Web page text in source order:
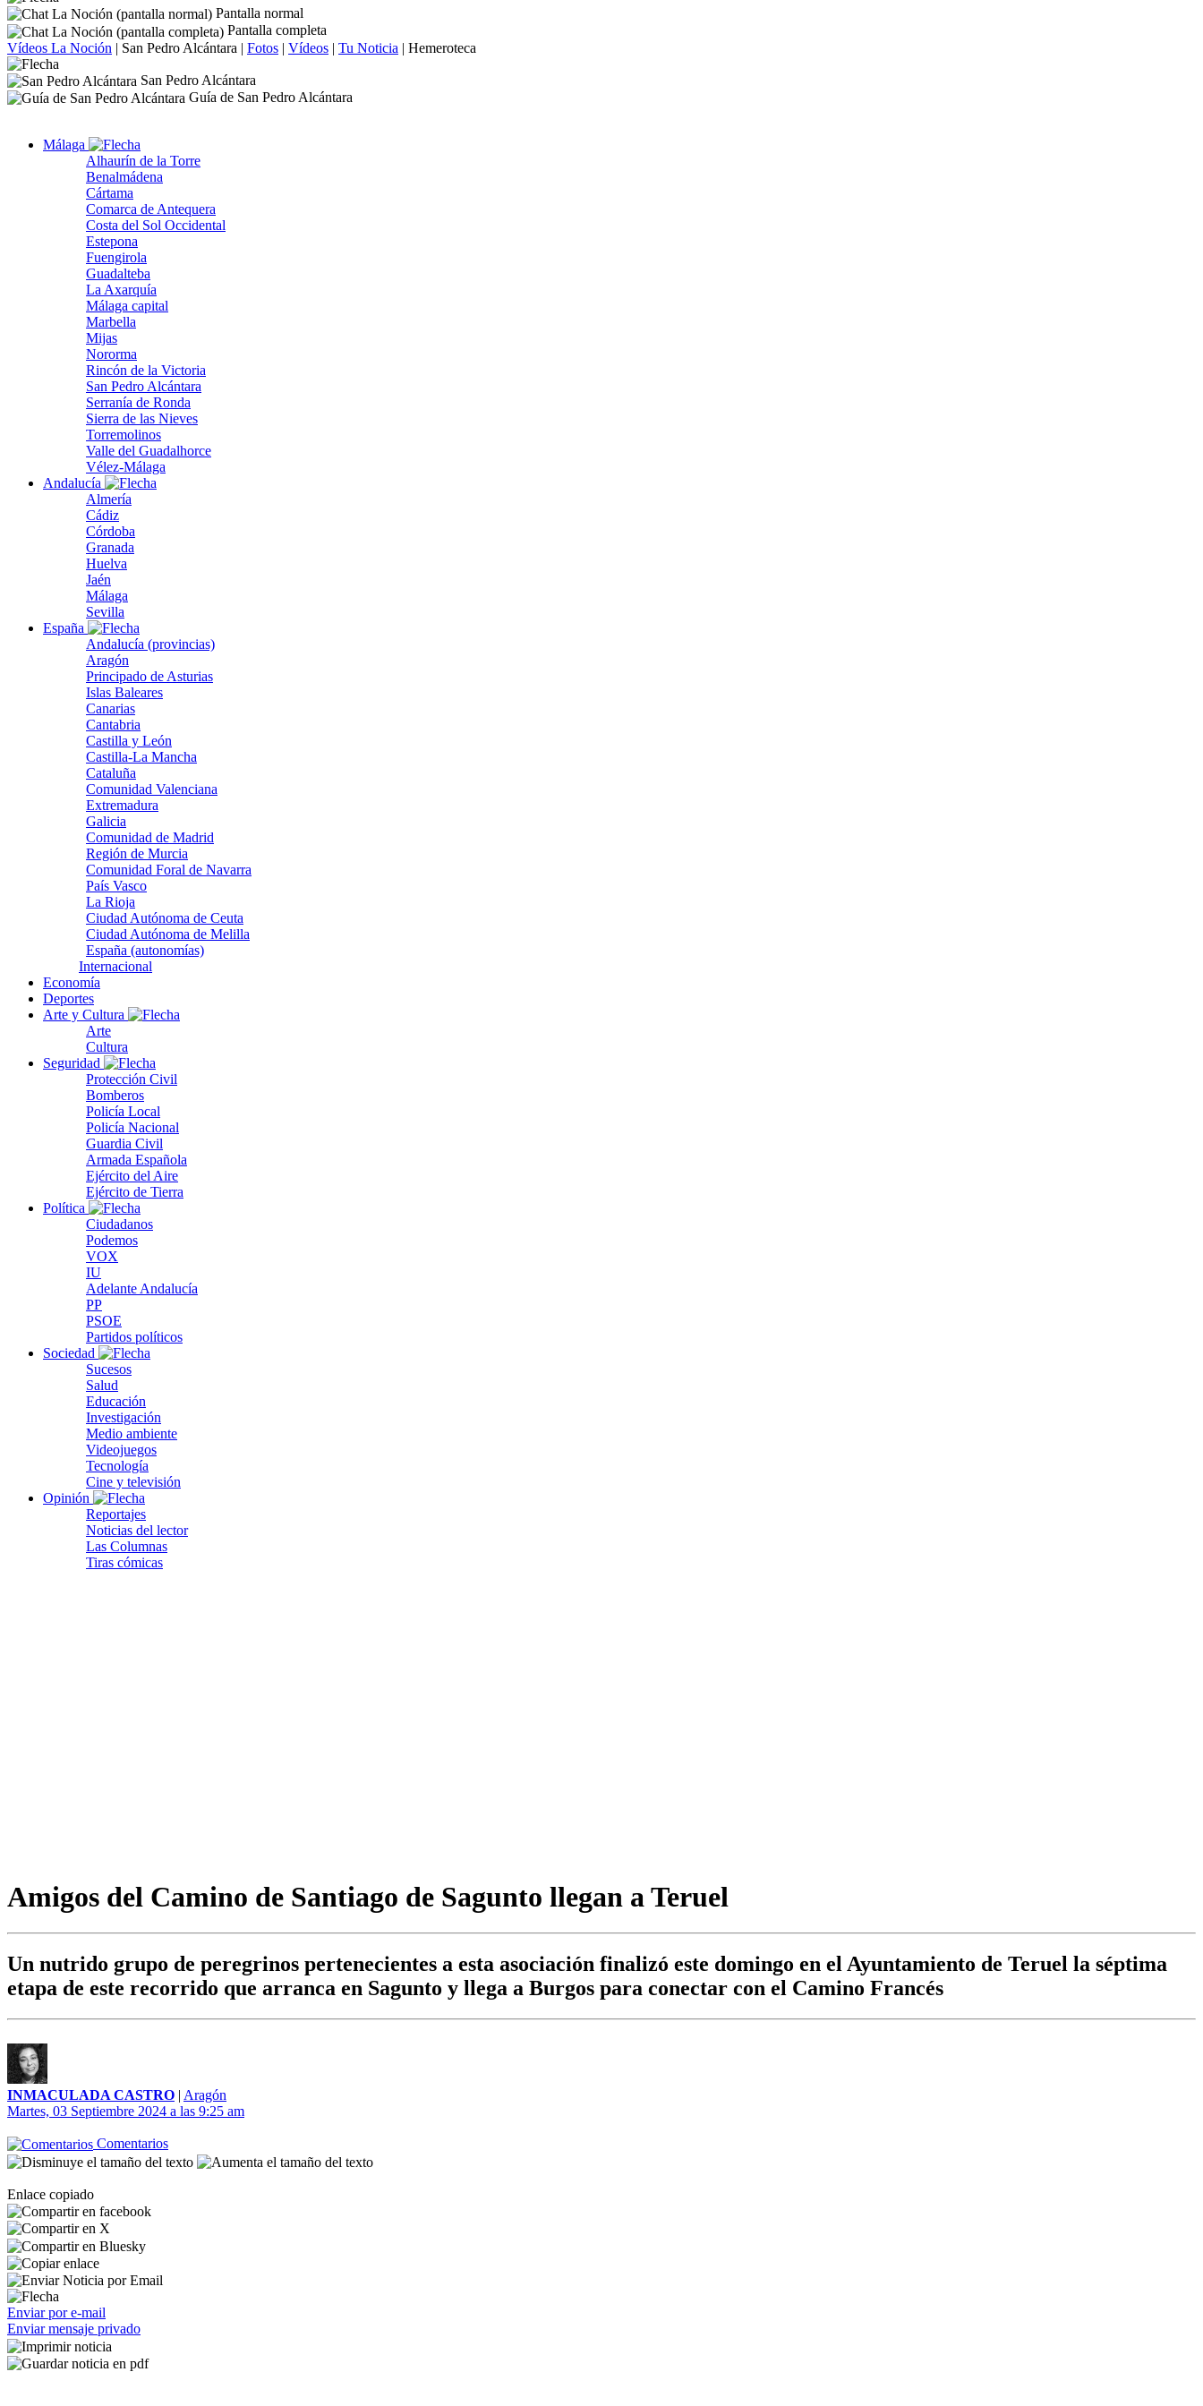
Pantalla normal
Pantalla completa
Vídeos La Noción | San Pedro Alcántara | Fotos | Vídeos | Tu Noticia | Hemeroteca
San Pedro Alcántara
Guía de San Pedro Alcántara
Málaga
Alhaurín de la Torre
Benalmádena
Cártama
Comarca de Antequera
Costa del Sol Occidental
Estepona
Fuengirola
Guadalteba
La Axarquía
Málaga capital
Marbella
Mijas
Nororma
Rincón de la Victoria
San Pedro Alcántara
Serranía de Ronda
Sierra de las Nieves
Torremolinos
Valle del Guadalhorce
Vélez-Málaga
Andalucía
Almería
Cádiz
Córdoba
Granada
Huelva
Jaén
Málaga
Sevilla
España
Andalucía (provincias)
Aragón
Principado de Asturias
Islas Baleares
Canarias
Cantabria
Castilla y León
Castilla-La Mancha
Cataluña
Comunidad Valenciana
Extremadura
Galicia
Comunidad de Madrid
Región de Murcia
Comunidad Foral de Navarra
País Vasco
La Rioja
Ciudad Autónoma de Ceuta
Ciudad Autónoma de Melilla
España (autonomías)
Internacional
Economía
Deportes
Arte y Cultura
Arte
Cultura
Seguridad
Protección Civil
Bomberos
Policía Local
Policía Nacional
Guardia Civil
Armada Española
Ejército del Aire
Ejército de Tierra
Política
Ciudadanos
Podemos
VOX
IU
Adelante Andalucía
PP
PSOE
Partidos políticos
Sociedad
Sucesos
Salud
Educación
Investigación
Medio ambiente
Videojuegos
Tecnología
Cine y televisión
Opinión
Reportajes
Noticias del lector
Las Columnas
Tiras cómicas
Amigos del Camino de Santiago de Sagunto llegan a Teruel
Un nutrido grupo de peregrinos pertenecientes a esta asociación finalizó este domingo en el Ayuntamiento de Teruel la séptima
etapa de este recorrido que arranca en Sagunto y llega a Burgos para conectar con el Camino Francés
INMACULADA CASTRO | Aragón
Martes, 03 Septiembre 2024 a las 9:25 am
Comentarios
Enlace copiado
Enviar por e-mail
Enviar mensaje privado